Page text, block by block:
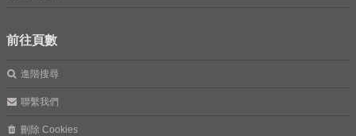
前往頁數
進階搜尋
聯繫我們
刪除 Cookies